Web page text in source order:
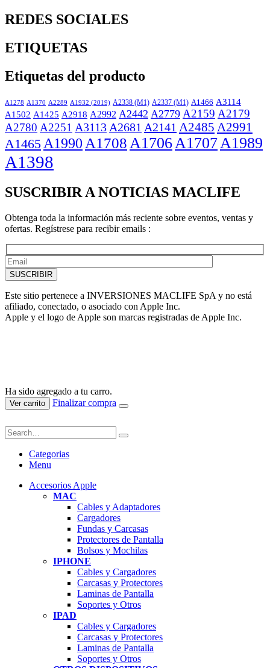
REDES SOCIALES
ETIQUETAS
Etiquetas del producto
A1278 A1370 A2289 A1932 (2019) A2338 (M1) A2337 (M1) A1466 A3114
A1502 A1425 A2918 A2992 A2442 A2779 A2159 A2179
A2780 A2251 A3113 A2681 A2141 A2485 A2991
A1465 A1990 A1708 A1706 A1707 A1989
A1398
SUSCRIBIR A NOTICIAS MACLIFE
Obtenga toda la información más reciente sobre eventos, ventas y
ofertas. Regístrese para recibir emails :
Este sitio pertenece a INVERSIONES MACLIFE SpA y no está
afiliado, conectado, o asociado con Apple Inc.
Apple y el logo de Apple son marcas registradas de Apple Inc.
Ha sido agregado a tu carro.
Ver carrito Finalizar compra
Categorias
Menu
Accesorios Apple
MAC
Cables y Adaptadores
Cargadores
Fundas y Carcasas
Protectores de Pantalla
Bolsos y Mochilas
IPHONE
Cables y Cargadores
Carcasas y Protectores
Laminas de Pantalla
Soportes y Otros
IPAD
Cables y Cargadores
Carcasas y Protectores
Laminas de Pantalla
Soportes y Otros